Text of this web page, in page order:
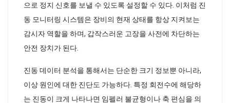
으로 정지 신호를 보낼 수 있도록 설정할 수 있다. 이처럼 진
동 모니터링 시스템은 장비의 현재 상태를 항상 지켜보는
감시자 역할을 하며, 갑작스러운 고장을 사전에 차단하는
안전 장치가 된다.
진동 데이터 분석을 통해서는 단순한 크기 정보뿐 아니라,
이상 원인에 대한 진단도 가능하다. 특정 회전수에 해당하
는 진동이 크게 나타나면 임펠러 불균형이나 축 편심을 의